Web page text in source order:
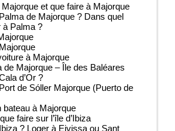
et que faire à Majorque
de Majorque ? Dans quel
à Palma ?
à Majorque
de Majorque – Île des Baléares
d’Or ?
de Sóller Majorque (Puerto de
bateau à Majorque
faire sur l’île d’Ibiza
? Loger à Eivissa ou Sant